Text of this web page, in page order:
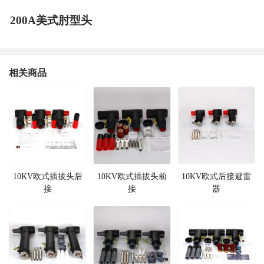
200A美式肘型头
相关商品
10KV欧式插拔头后
接
10KV欧式插拔头前
接
10KV欧式后接避雷
器